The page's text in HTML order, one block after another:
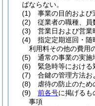
ばならない。
(1)
事業の目的および
(2)
従業者の職種、員
(3)
営業日および営業
(4)
指定定期巡回・随
利用料その他の費用
(5)
通常の事業の実施
(6)
緊急時等における
(7)
合鍵の管理方法お
(8)
虐待の防止のた
(9)
前各号に掲げるも
事項